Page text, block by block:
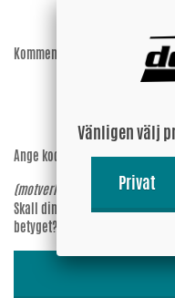
Kommentar:
Ange koden:
UbSNMg
(motverkar spam)
Skall din epost-adress synas
betyget?
Vänligen välj
Privat